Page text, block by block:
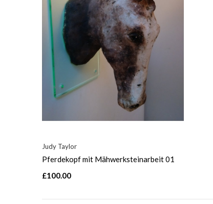
Judy Taylor
Pferdekopf mit Mähwerksteinarbeit 01
£100.00